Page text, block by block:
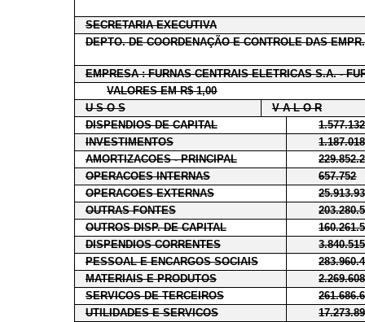
SECRETARIA EXECUTIVA
DEPTO. DE COORDENAÇÃO E CONTROLE DAS
EMPRESA : FURNAS CENTRAIS ELETRICAS S.A. -
VALORES EM R$ 1,00
U S O S
V A L O R
DISPENDIOS DE CAPITAL
INVESTIMENTOS
AMORTIZACOES - PRINCIPAL
OPERACOES INTERNAS
657.752
OPERACOES EXTERNAS
OUTRAS FONTES
OUTROS DISP. DE CAPITAL
DISPENDIOS CORRENTES
PESSOAL E ENCARGOS SOCIAIS
MATERIAIS E PRODUTOS
SERVICOS DE TERCEIROS
UTILIDADES E SERVICOS